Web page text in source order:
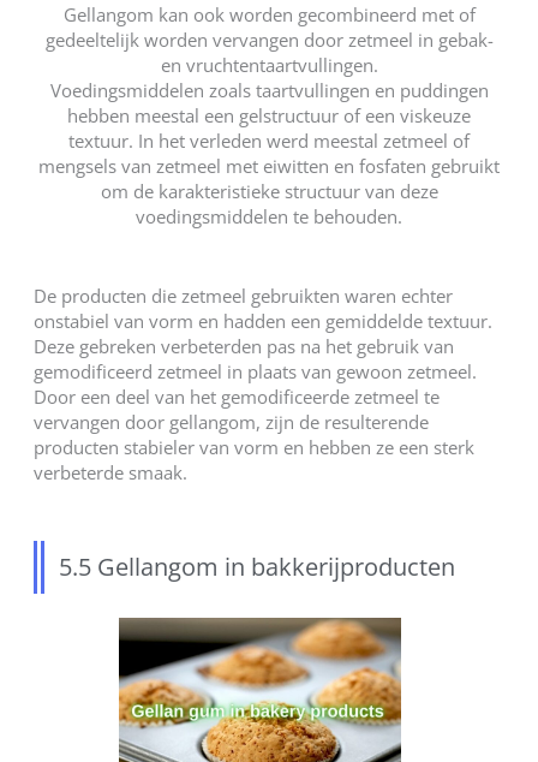
Gellangom kan ook worden gecombineerd met of
gedeeltelijk worden vervangen door zetmeel in gebak-
en vruchtentaartvullingen.
Voedingsmiddelen zoals taartvullingen en puddingen
hebben meestal een gelstructuur of een viskeuze
textuur. In het verleden werd meestal zetmeel of
mengsels van zetmeel met eiwitten en fosfaten gebruikt
om de karakteristieke structuur van deze
voedingsmiddelen te behouden.
De producten die zetmeel gebruikten waren echter
onstabiel van vorm en hadden een gemiddelde textuur.
Deze gebreken verbeterden pas na het gebruik van
gemodificeerd zetmeel in plaats van gewoon zetmeel.
Door een deel van het gemodificeerde zetmeel te
vervangen door gellangom, zijn de resulterende
producten stabieler van vorm en hebben ze een sterk
verbeterde smaak.
5.5 Gellangom in bakkerijproducten